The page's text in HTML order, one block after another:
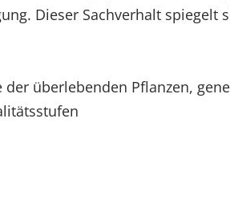
Dieser Sachverhalt spiegelt
überlebenden Pflanzen,